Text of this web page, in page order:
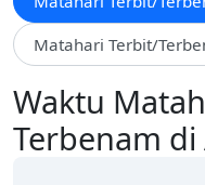
Matahari Terbit/
Waktu
Terbenam